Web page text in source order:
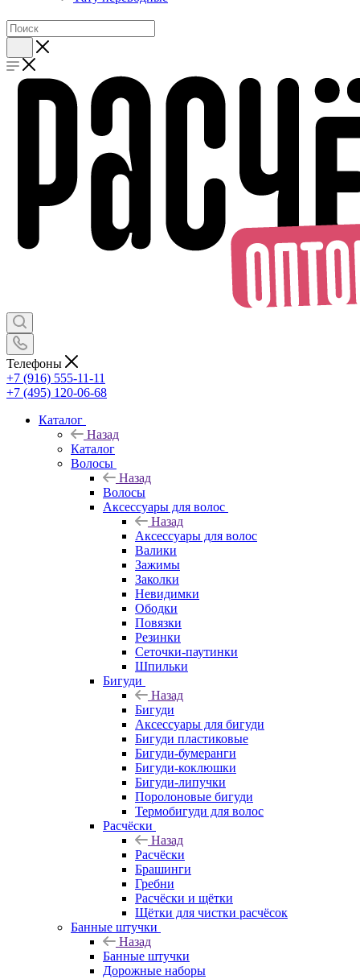
Телефоны
+7 (916) 555-11-11
+7 (495) 120-06-68
Каталог
Назад
Каталог
Волосы
Назад
Волосы
Аксессуары для волос
Назад
Аксессуары для волос
Валики
Зажимы
Заколки
Невидимки
Ободки
Повязки
Резинки
Сеточки-паутинки
Шпильки
Бигуди
Назад
Бигуди
Аксессуары для бигуди
Бигуди пластиковые
Бигуди-бумеранги
Бигуди-коклюшки
Бигуди-липучки
Поролоновые бигуди
Термобигуди для волос
Расчёски
Назад
Расчёски
Брашинги
Гребни
Расчёски и щётки
Щётки для чистки расчёсок
Банные штучки
Назад
Банные штучки
Дорожные наборы